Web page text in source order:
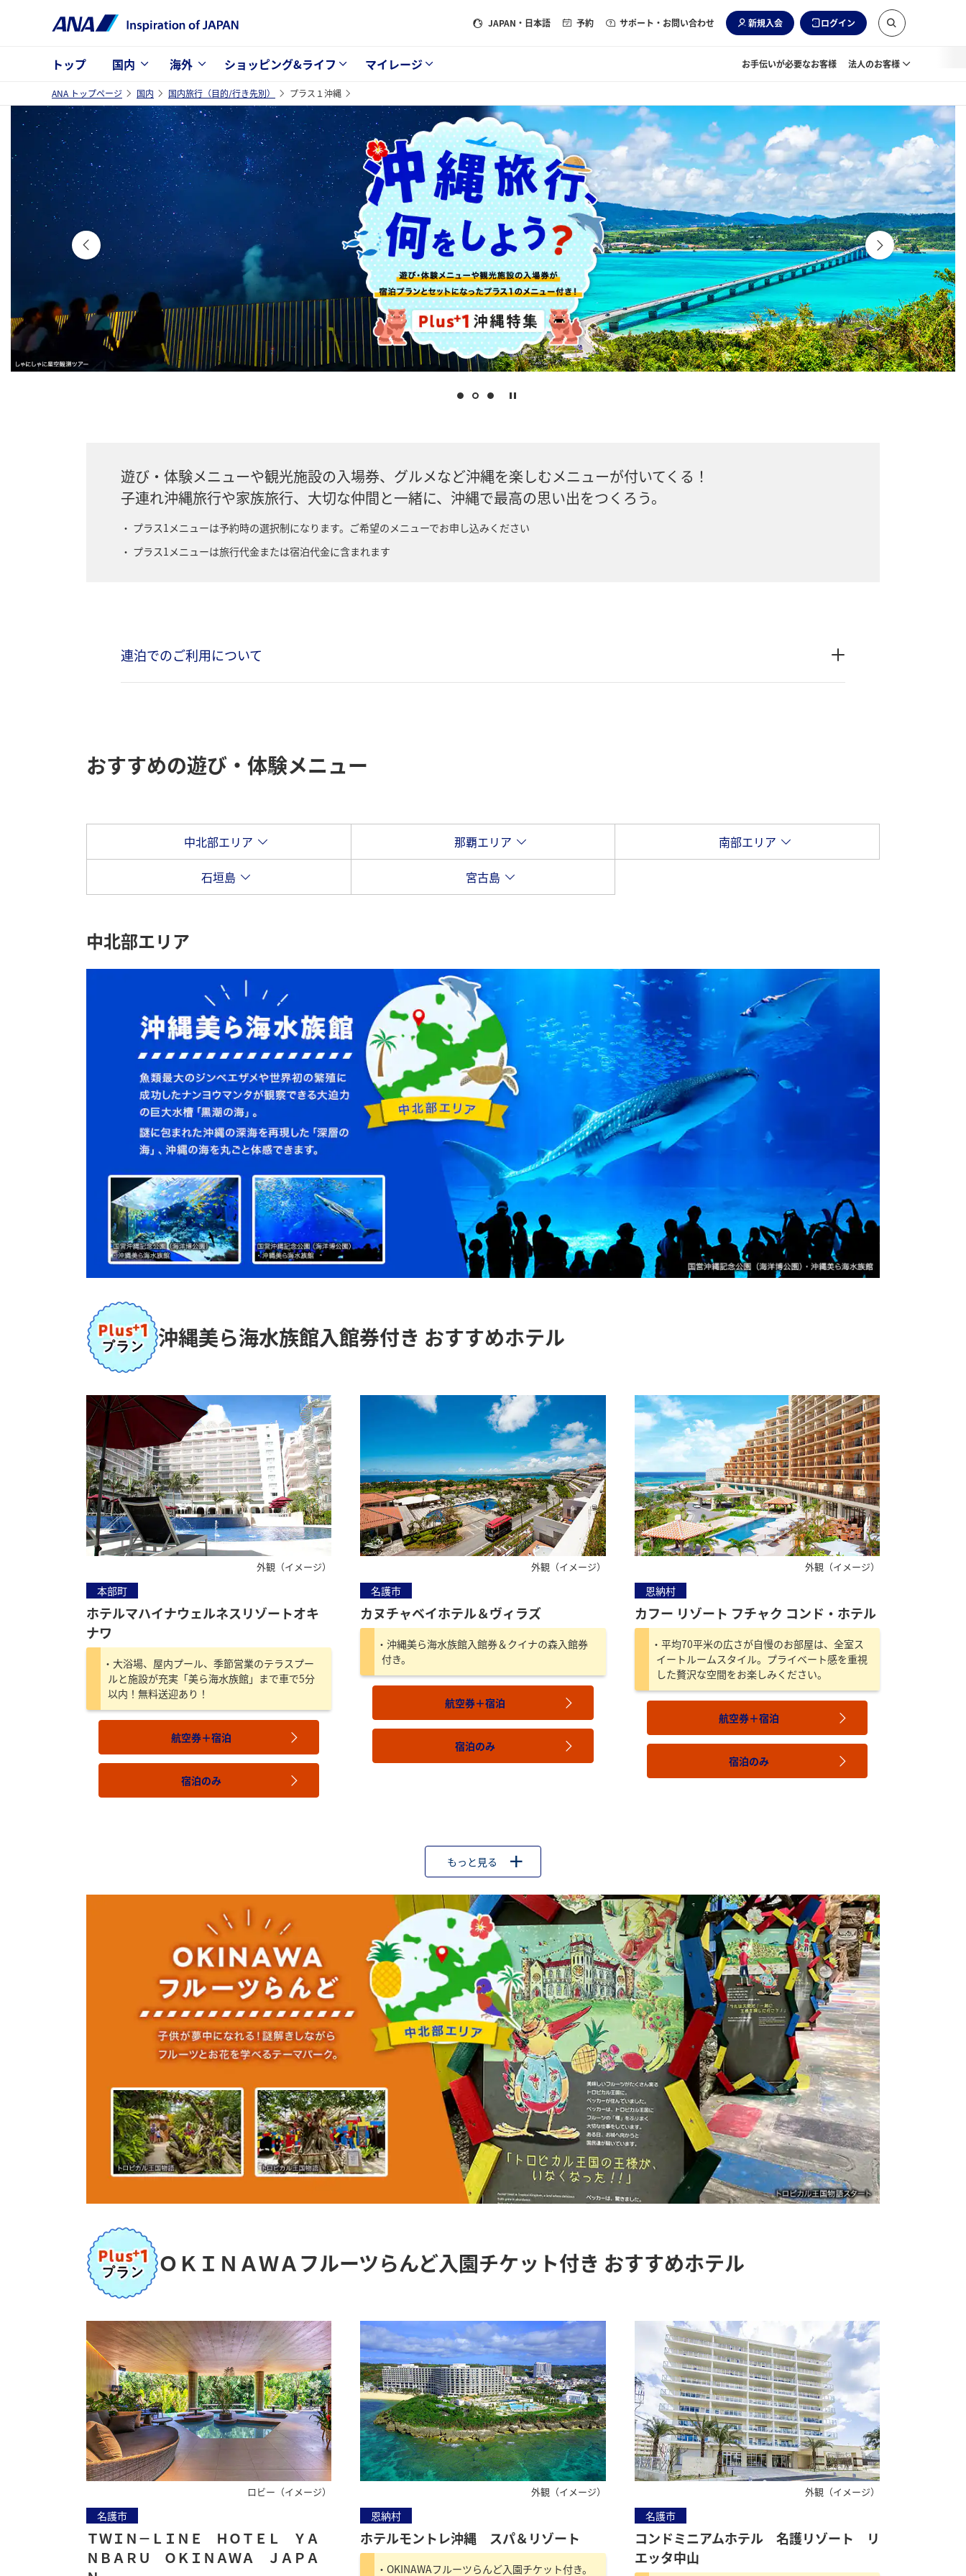
JAPAN ・日本語 予約 サポート・お問い合わせ 新規入会 ログイン
トップ 国内 海外 ショッピング&ライフ マイレージ お手伝いが必要なお客様 法人のお客様
ANA トップページ 国内 国内旅行（目的/行き先別） プラス１沖縄
プラス1沖縄特集 沖縄旅行、何をしよう？
遊び・体験メニューや観光施設の入場券、グルメなど沖縄を楽しむメニューが付いてくる！
子連れ沖縄旅行や家族旅行、大切な仲間と一緒に、沖縄で最高の思い出をつくろう。
プラス1メニューは予約時の選択制になります。ご希望のメニューでお申し込みください
プラス1メニューは旅行代金または宿泊代金に含まれます
連泊でのご利用について
おすすめの遊び・体験メニュー
中北部エリア 那覇エリア 南部エリア
石垣島 宮古島
中北部エリア
沖縄美ら海水族館入館券付き おすすめホテル
ホテルマハイナウェルネスリゾートオキ
ナワ
外観（イメージ）
本部町
大浴場、屋内プール、季節営業のテラスプー
ルと施設が充実「美ら海水族館」まで車で5分
以内！無料送迎あり！
航空券＋宿泊
宿泊のみ
カヌチャベイホテル＆ヴィラズ
外観（イメージ）
名護市
沖縄美ら海水族館入館券＆クイナの森入館券
付き。
航空券＋宿泊
宿泊のみ
カフー リゾート フチャク コンド・ホテル
外観（イメージ）
恩納村
平均70平米の広さが自慢のお部屋は、全室ス
イートルームスタイル。プライベート感を重視
した贅沢な空間をお楽しみください。
航空券＋宿泊
宿泊のみ
もっと見る
ＯＫＩＮＡＷＡフルーツらんど入園チケット付き おすすめホテル
ＴＷＩＮ－ＬＩＮＥ ＨＯＴＥＬ ＹＡ
ＮＢＡＲＵ ＯＫＩＮＡＷＡ ＪＡＰＡ
ロビー（イメージ）
名護市
ホテルモントレ沖縄 スパ＆リゾート
外観（イメージ）
恩納村
OKINAWAフルーツらんど入園チケット付き。
コンドミニアムホテル 名護リゾート リ
エッタ中山
外観（イメージ）
名護市